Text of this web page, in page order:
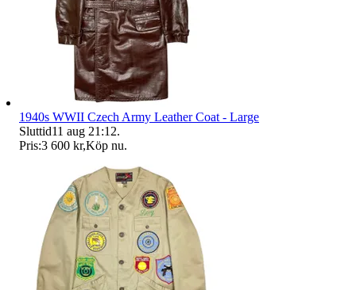
1940s WWII Czech Army Leather Coat - Large
Sluttid11 aug 21:12.
Pris:3 600 kr,Köp nu.